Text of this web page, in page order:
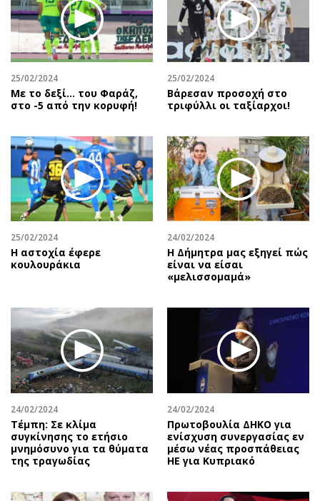
25/02/2024
Με το δεξί… του Φαράζ,
στο -5 από την κορυφή!
25/02/2024
Βάρεσαν προσοχή στο
τριφύλλι οι ταξίαρχοι!
25/02/2024
Η αστοχία έφερε
κουλουράκια
24/02/2024
H Δήμητρα μας εξηγεί πώς
είναι να είσαι
«μελισσομαμά»
24/02/2024
Τέμπη: Σε κλίμα
συγκίνησης το ετήσιο
μνημόσυνο για τα θύματα
της τραγωδίας
24/02/2024
Πρωτοβουλία ΔΗΚΟ για
ενίσχυση συνεργασίας εν
μέσω νέας προσπάθειας
ΗΕ για Κυπριακό